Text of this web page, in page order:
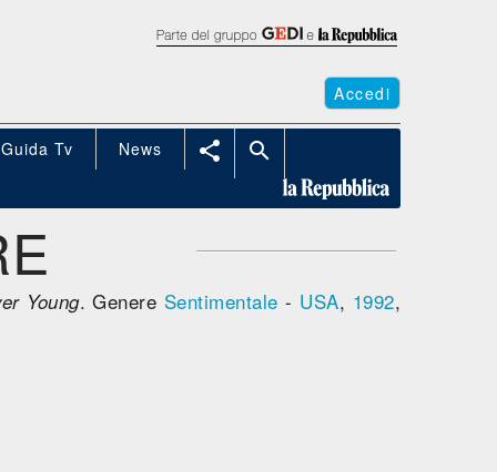
Accedi
Guida Tv News  
Young. Genere Sentimentale - USA, 1992,